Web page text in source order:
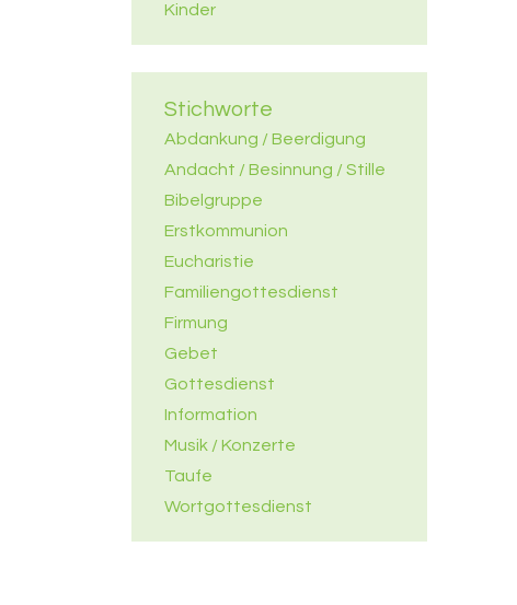
Kinder
Stichworte
Abdankung / Beerdigung
Andacht / Besinnung / Stille
Bibelgruppe
Erstkommunion
Eucharistie
Familiengottesdienst
Firmung
Gebet
Gottesdienst
Information
Musik / Konzerte
Taufe
Wortgottesdienst